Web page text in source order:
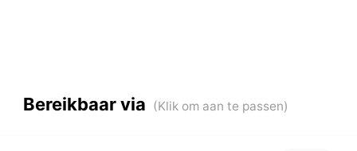
Bereikbaar via